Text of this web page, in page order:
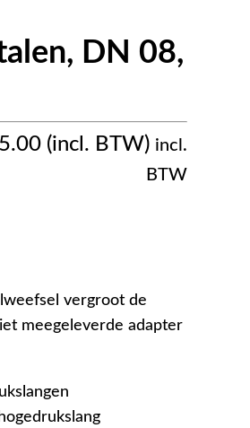
DN 08,
incl.
BTW
vergroot de
meegeleverde adapter